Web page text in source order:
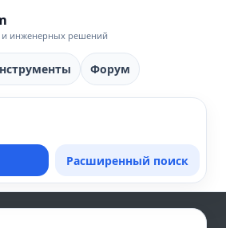
и инженерных решений
Форум
Расширенный поиск